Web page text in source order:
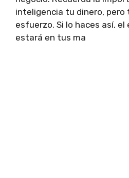
inteligencia tu dinero,
esfuerzo. Si lo haces así,
estará en tus ma